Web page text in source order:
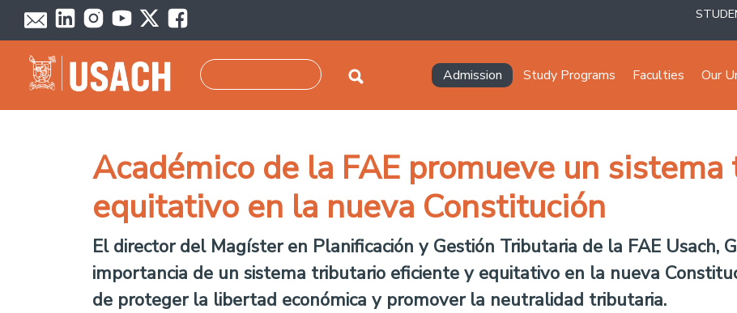
Skip to main content
Navegación principal
Admission Study Programs Faculties Our
Académico de la FAE promueve un
equitativo en la nueva Constitución
El director del Magíster en Planificación y Gestión Tributaria de la FAE Usach,
importancia de un sistema tributario eficiente y equitativo en la nueva
de proteger la libertad económica y promover la neutralidad tributaria.